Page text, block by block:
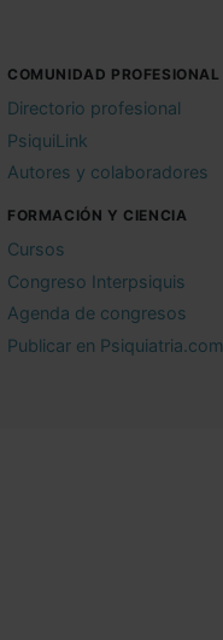
COMUNIDAD PROFESIONAL
Directorio profesional
PsiquiLink
Autores y colaboradores
FORMACIÓN Y CIENCIA
Cursos
Congreso Interpsiquis
Agenda de congresos
Publicar en Psiquiatria.com